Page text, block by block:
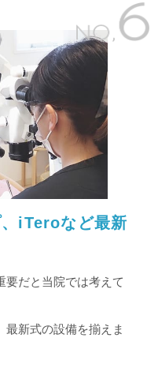
iTeroなど最新
要だと当院では考えて
最新式の設備を揃えま